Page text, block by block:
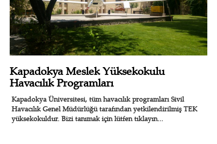
Kapadokya Meslek Yüksekokulu
Havacılık Programları
Kapadokya Üniversitesi, tüm havacılık programları Sivil
Havacılık Genel Müdürlüğü tarafından yetkilendirilmiş TEK
yüksekokuldur. Bizi tanımak için lütfen tıklayın...